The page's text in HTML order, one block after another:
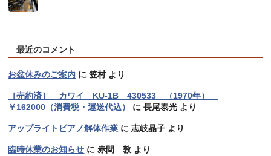
最近のコメント
お盆休みのご案内 に笠村より
［売約済］ カワイ KU-1B 430533 （1970年）
￥162000（消費税・運送代込）
に長尾泰光 より
アップライトピアノ解体作業 に志岐晶子 より
臨時休業のお知らせ に赤間 敦 より